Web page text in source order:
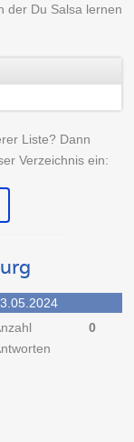
der Du Salsa lernen
Liste? Dann
Verzeichnis ein:
0